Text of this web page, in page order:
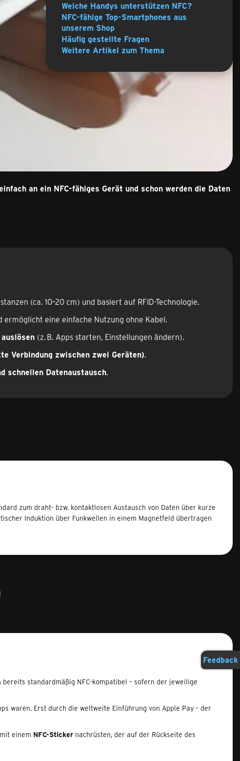
an ein NFC-fähiges Gerät und schon werden die Daten
(ca. 10–20 cm) und basiert auf RFID-Technologie.
eine einfache Nutzung ohne Kabel.
(z. B. Apps starten, Einstellungen ändern).
Verbindung zwischen zwei Geräten).
schnellen Datenaustausch.
zum draht- bzw. kontaktlosen Austausch von Daten über kurze
Induktion über Funkwellen in einem Magnetfeld übertragen
standardmäßig NFC-kompatibel – sofern der jeweilige
waren. Erst durch die weltweite Einführung von Apple Pay – der
einem NFC-Sticker nachrüsten, der auf der Rückseite des
Welche Handys unterstützen NFC?
NFC-fähige Top-Smartphones aus
unserem Shop
Häufig gestellte Fragen
Weitere Artikel zum Thema
Feedback